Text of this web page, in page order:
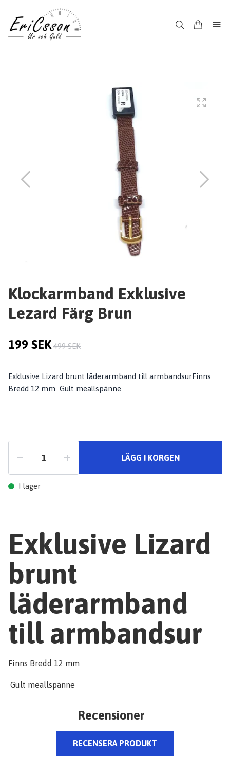
Klockarmband Exklusive
Lezard Färg Brun
199 SEK 499 SEK
Exklusive Lizard brunt läderarmband till armbandsurFinns
Bredd 12 mm Gult meallspänne
LÄGG I KORGEN
I lager
Exklusive Lizard
brunt
läderarmband
till armbandsur
Finns Bredd 12 mm
Gult meallspänne
Recensioner
RECENSERA PRODUKT